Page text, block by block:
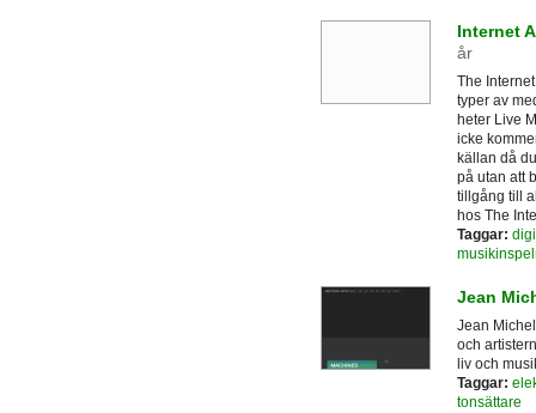
Internet
år
The
typer av
heter Live
icke
källan då
på utan att
tillgång till
hos The
Taggar:
Jean
Jean
och
liv och
Taggar:
tonsättare